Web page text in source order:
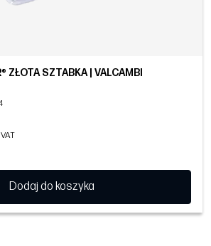
ZŁOTA SZTABKA | VALCAMBI
Dodaj do koszyka